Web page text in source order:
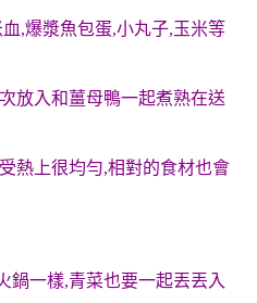
,爆漿魚包蛋,小丸子,玉米等
放入和薑母鴨一起煮熟在送
熱上很均勻,相對的食材也會
鍋一樣,青菜也要一起丟丟入